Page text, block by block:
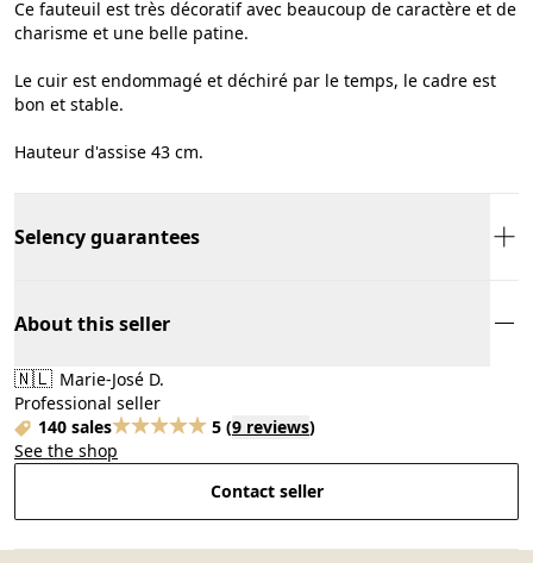
Ce fauteuil est très décoratif avec beaucoup de caractère et de
charisme et une belle patine.
Le cuir est endommagé et déchiré par le temps, le cadre est
bon et stable.
Hauteur d'assise 43 cm.
Selency guarantees
About this seller
🇳🇱 Marie-José D.
Professional seller
140 sales
5 (9 reviews)
See the shop
Contact seller